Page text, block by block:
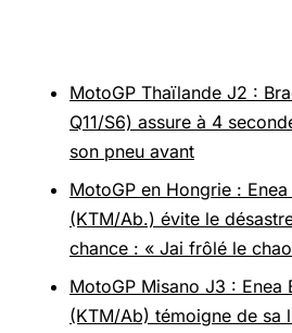
MotoGP Thaïlande J2 :
Q11/S6) assure à 4
son pneu avant
MotoGP en Hongrie : Enea
(KTM/Ab.) évite le
chance : « Jai frôlé le
MotoGP Misano J3 : Enea
(KTM/Ab) témoigne de sa